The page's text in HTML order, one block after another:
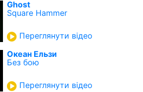
Ghost
Square Hammer
Переглянути відео
Океан Ельзи
Без бою
Переглянути відео